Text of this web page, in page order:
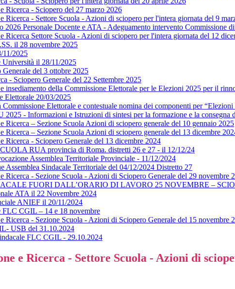
Ricerca - Sciopero del 27 marzo 2026
Ricerca - Settore Scuola - Azioni di sciopero per l'intera giornata del 9
2026 Personale Docente e ATA - Adeguamento intervento Commissione
Ricerca Settore Scuola - Azioni di sciopero per l'intera giornata del 12
il 28 novembre 2025
11/2025
Università il 28/11/2025
del 3 ottobre 2025
- Sciopero Generale del 22 Settembre 2025
insediamento della Commissione Elettorale per le Elezioni 2025 per il
Elettorale 20/03/2025
Elettorale e contestuale nomina dei componenti per
- Informazioni e Istruzioni di sintesi per la formazione e la consegna
Ricerca – Sezione Scuola Azioni di sciopero generale del 10 gennaio 2025
Ricerca – Sezione Scuola Azioni di sciopero generale del 13 dicembre
Ricerca - Sciopero Generale del 13 dicembre 2024
RUA provincia di Roma. distretti 26 e 27 - il 12/12/24
Assemblea Territoriale Provinciale - 11/12/2024
Assemblea Sindacale Territoriale del 04/12/2024 Distretto 27
Ricerca - Sezione Scuola - Azioni di Sciopero Generale del 29 novembre
FUORI DALL’ORARIO DI LAVORO 25 NOVEMBRE –
ATA il 22 Novembre 2024
ANIEF il 20/11/2024
FLC CGIL – 14 e 18 novembre
Ricerca - Sezione Scuola - Azioni di Sciopero Generale del 15 novembre
USB del 31.10.2024
FLC CGIL - 29.10.2024
e Ricerca - Settore Scuola - Azioni di